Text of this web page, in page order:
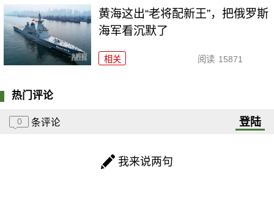
黄海这出“老将配新王”，把俄罗斯
海军看沉默了
相关 阅读 15871
热门评论
0 条评论 登陆
我来说两句